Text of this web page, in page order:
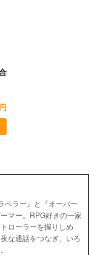
ベラー』と『オーバー
マー。RPG好きの一家
ローラーを握りしめ
な通話をつなぎ、いろ